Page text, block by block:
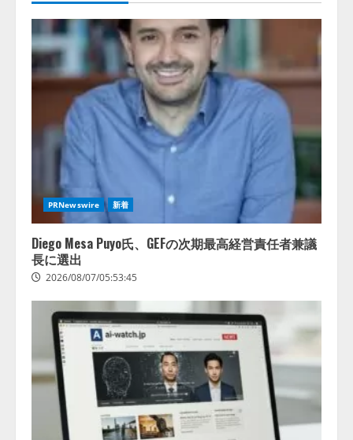
PRNewswire 新着
Diego Mesa Puyo氏、GEFの次期最高経営責任者兼議
長に選出
2026/08/07/05:53:45